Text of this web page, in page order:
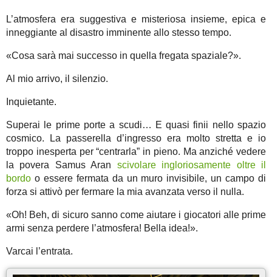
L’atmosfera era suggestiva e misteriosa insieme, epica e
inneggiante al disastro imminente allo stesso tempo.
«Cosa sarà mai successo in quella fregata spaziale?».
Al mio arrivo, il silenzio.
Inquietante.
Superai le prime porte a scudi… E quasi finii nello spazio
cosmico. La passerella d’ingresso era molto stretta e io
troppo inesperta per “centrarla” in pieno. Ma anziché vedere
la povera Samus Aran scivolare ingloriosamente oltre il
bordo o essere fermata da un muro invisibile, un campo di
forza si attivò per fermare la mia avanzata verso il nulla.
«Oh! Beh, di sicuro sanno come aiutare i giocatori alle prime
armi senza perdere l’atmosfera! Bella idea!».
Varcai l’entrata.